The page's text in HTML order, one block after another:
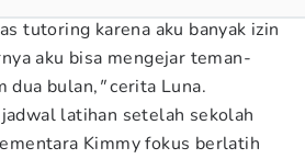
tutoring karena aku banyak izin
aku bisa mengejar teman-
dua bulan,"cerita Luna.
latihan setelah sekolah
Kimmy fokus berlatih